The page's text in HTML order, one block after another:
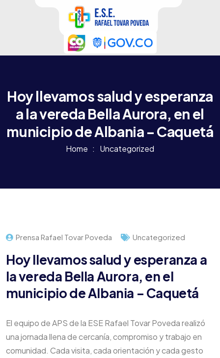
Hoy llevamos salud y esperanza
a la vereda Bella Aurora, en el
municipio de Albania – Caquetá
Home Uncategorized
Prensa Rafael Tovar Poveda Uncategorized
Hoy llevamos salud y esperanza a
la vereda Bella Aurora, en el
municipio de Albania – Caquetá
El equipo de APS de la ESE Rafael Tovar Poveda realizó
una jornada llena de cercanía, compromiso y trabajo en
comunidad. Cada visita, cada orientación y cada gesto